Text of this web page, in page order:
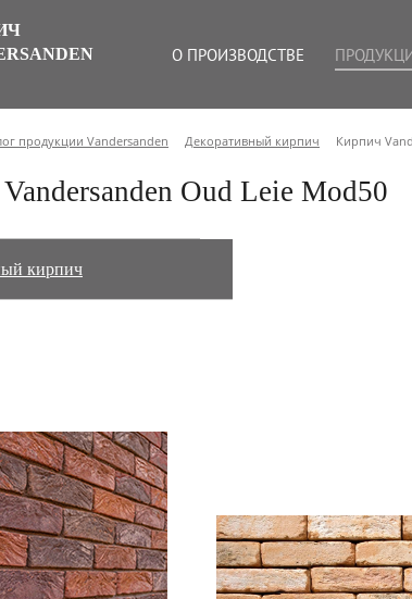
О ПРОИЗВОДСТВЕ
продукции Vandersanden Декоративный кирпич Кирпич
Oud Leie Mod50
кирпич